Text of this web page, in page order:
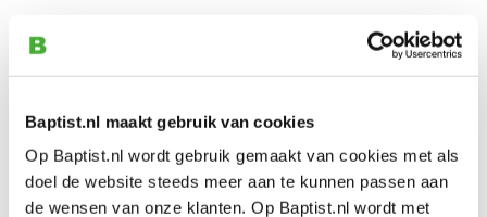
Baptist.nl maakt gebruik van cookies
Op Baptist.nl wordt gebruik gemaakt van cookies met als
doel de website steeds meer aan te kunnen passen aan
de wensen van onze klanten. Op Baptist.nl wordt met
Famag boorstandaard 240 mm
€ 111,57 excl. btw
Op voorraad
Vergelijken